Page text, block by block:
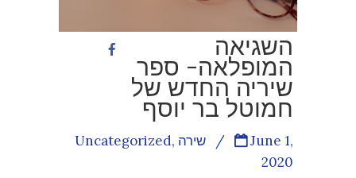
השגיאה
המופלאה- ספר
שיריה החדש של
חמוטל בר יוסף
Uncategorized, שירה /
June 1,
2020